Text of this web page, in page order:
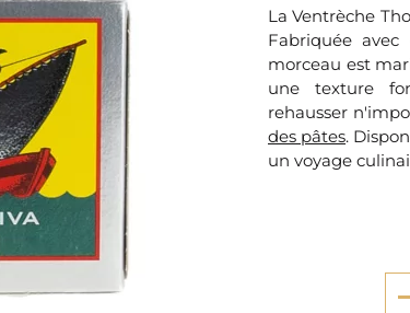
et préparations pour dessert
chauds
Et Cachaca
La Ventrèche
Fabriquée
morceau est
une texture
rehausser
des pâtes.
un voyage